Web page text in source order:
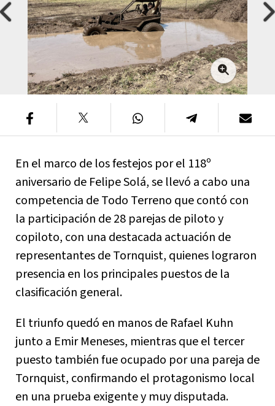
En el marco de los festejos por el 118º
aniversario de Felipe Solá, se llevó a cabo una
competencia de Todo Terreno que contó con
la participación de 28 parejas de piloto y
copiloto, con una destacada actuación de
representantes de Tornquist, quienes lograron
presencia en los principales puestos de la
clasificación general.
El triunfo quedó en manos de Rafael Kuhn
junto a Emir Meneses, mientras que el tercer
puesto también fue ocupado por una pareja de
Tornquist, confirmando el protagonismo local
en una prueba exigente y muy disputada.